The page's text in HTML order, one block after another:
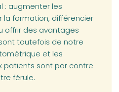
: augmenter les
la formation, différencier
offrir des avantages
toutefois de notre
et les
patients sont par contre
férule.